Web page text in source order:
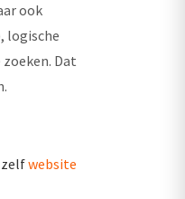
ook
logische
Dat
zelfwebsite